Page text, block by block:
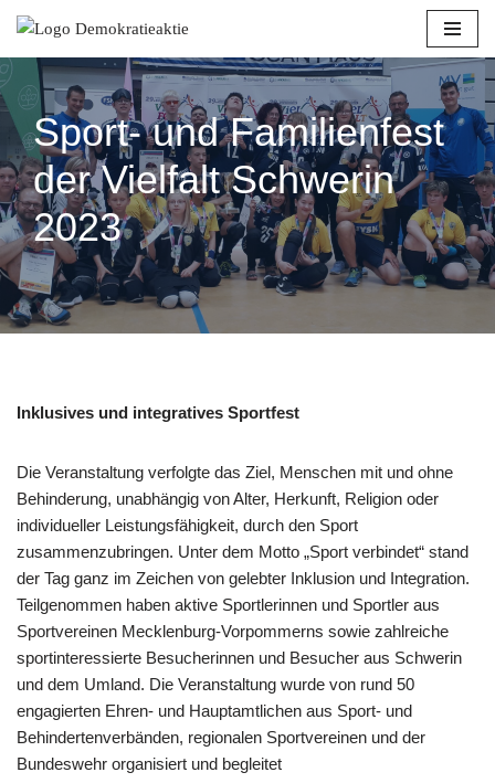
Zum
Inhalt
springen
Sport- und Familienfest
der Vielfalt Schwerin
2023
Inklusives und integratives Sportfest
Die Veranstaltung verfolgte das Ziel, Menschen mit und ohne
Behinderung, unabhängig von Alter, Herkunft, Religion oder
individueller Leistungsfähigkeit, durch den Sport
zusammenzubringen. Unter dem Motto „Sport verbindet“ stand
der Tag ganz im Zeichen von gelebter Inklusion und Integration.
Teilgenommen haben aktive Sportlerinnen und Sportler aus
Sportvereinen Mecklenburg-Vorpommerns sowie zahlreiche
sportinteressierte Besucherinnen und Besucher aus Schwerin
und dem Umland. Die Veranstaltung wurde von rund 50
engagierten Ehren- und Hauptamtlichen aus Sport- und
Behindertenverbänden, regionalen Sportvereinen und der
Bundeswehr organisiert und begleitet